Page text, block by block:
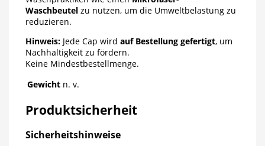
Waschbeutelzu nutzen, um die Umweltbelastung zu
reduzieren.
Hinweis:Jede Cap wird auf Bestellung gefertigt, um
Nachhaltigkeit zu fördern.
Keine Mindestbestellmenge.
Gewicht n. v.
Produktsicherheit
Sicherheitshinweise